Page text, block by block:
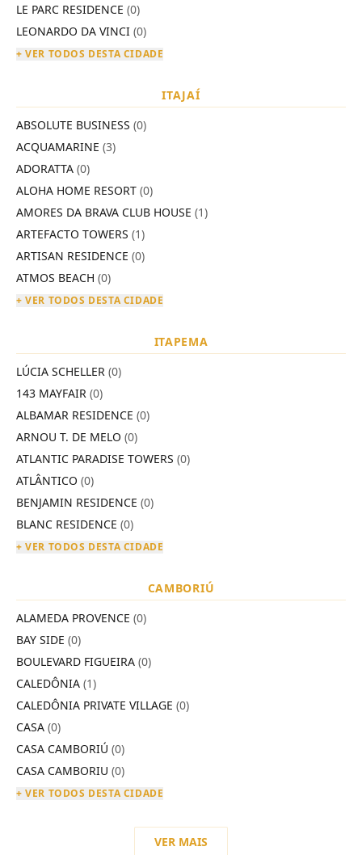
LE PARC RESIDENCE (0)
LEONARDO DA VINCI (0)
+ VER TODOS DESTA CIDADE
ITAJAÍ
ABSOLUTE BUSINESS (0)
ACQUAMARINE (3)
ADORATTA (0)
ALOHA HOME RESORT (0)
AMORES DA BRAVA CLUB HOUSE (1)
ARTEFACTO TOWERS (1)
ARTISAN RESIDENCE (0)
ATMOS BEACH (0)
+ VER TODOS DESTA CIDADE
ITAPEMA
LÚCIA SCHELLER (0)
143 MAYFAIR (0)
ALBAMAR RESIDENCE (0)
ARNOU T. DE MELO (0)
ATLANTIC PARADISE TOWERS (0)
ATLÂNTICO (0)
BENJAMIN RESIDENCE (0)
BLANC RESIDENCE (0)
+ VER TODOS DESTA CIDADE
CAMBORIÚ
ALAMEDA PROVENCE (0)
BAY SIDE (0)
BOULEVARD FIGUEIRA (0)
CALEDÔNIA (1)
CALEDÔNIA PRIVATE VILLAGE (0)
CASA (0)
CASA CAMBORIÚ (0)
CASA CAMBORIU (0)
+ VER TODOS DESTA CIDADE
VER MAIS